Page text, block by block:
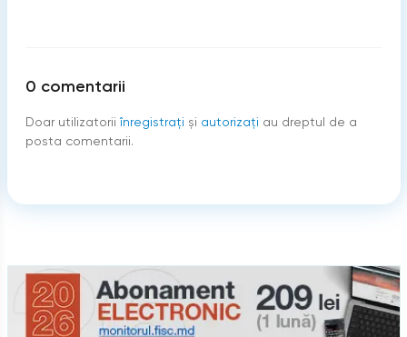
0 comentarii
Doar utilizatorii înregistraţi şi autorizați au dreptul de a
posta comentarii.